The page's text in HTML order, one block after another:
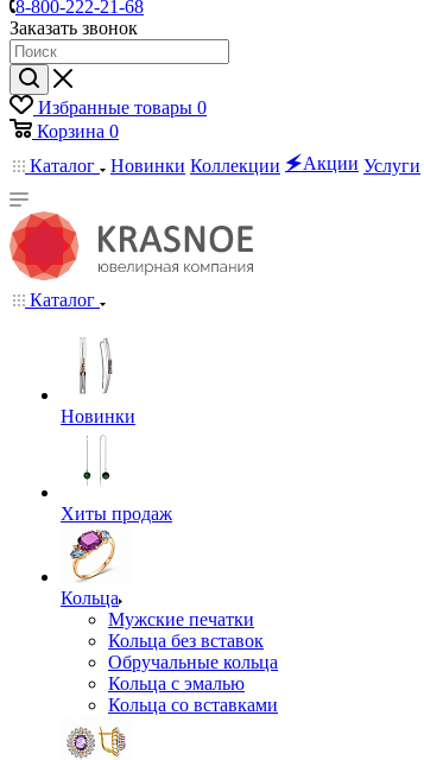
8-800-222-21-68
Заказать звонок
Избранные товары 0
Корзина 0
Каталог
Новинки Коллекции 🗲Акции Услуги
Каталог
Новинки
Хиты продаж
Кольца
Мужские печатки
Кольца без вставок
Обручальные кольца
Кольца с эмалью
Кольца со вставками